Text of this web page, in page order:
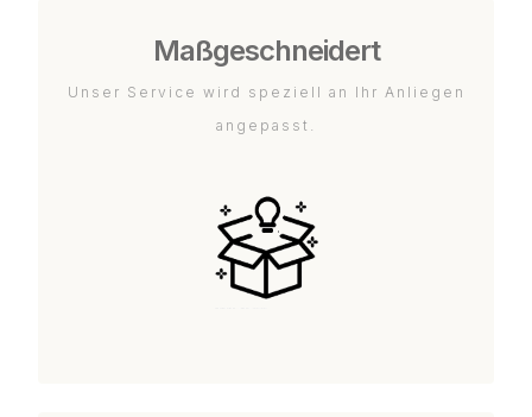
Maßgeschneidert
Unser Service wird speziell an Ihr Anliegen
angepasst.